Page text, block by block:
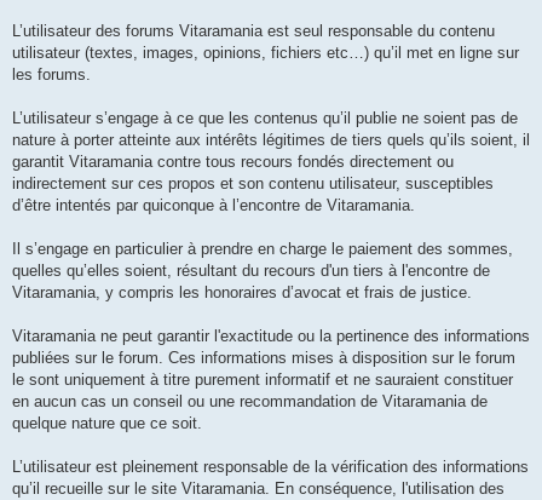
L’utilisateur des forums Vitaramania est seul responsable du contenu
utilisateur (textes, images, opinions, fichiers etc…) qu’il met en ligne sur
les forums.
L’utilisateur s’engage à ce que les contenus qu’il publie ne soient pas de
nature à porter atteinte aux intérêts légitimes de tiers quels qu’ils soient, il
garantit Vitaramania contre tous recours fondés directement ou
indirectement sur ces propos et son contenu utilisateur, susceptibles
d’être intentés par quiconque à l’encontre de Vitaramania.
Il s’engage en particulier à prendre en charge le paiement des sommes,
quelles qu’elles soient, résultant du recours d'un tiers à l'encontre de
Vitaramania, y compris les honoraires d’avocat et frais de justice.
Vitaramania ne peut garantir l'exactitude ou la pertinence des informations
publiées sur le forum. Ces informations mises à disposition sur le forum
le sont uniquement à titre purement informatif et ne sauraient constituer
en aucun cas un conseil ou une recommandation de Vitaramania de
quelque nature que ce soit.
L’utilisateur est pleinement responsable de la vérification des informations
qu’il recueille sur le site Vitaramania. En conséquence, l'utilisation des